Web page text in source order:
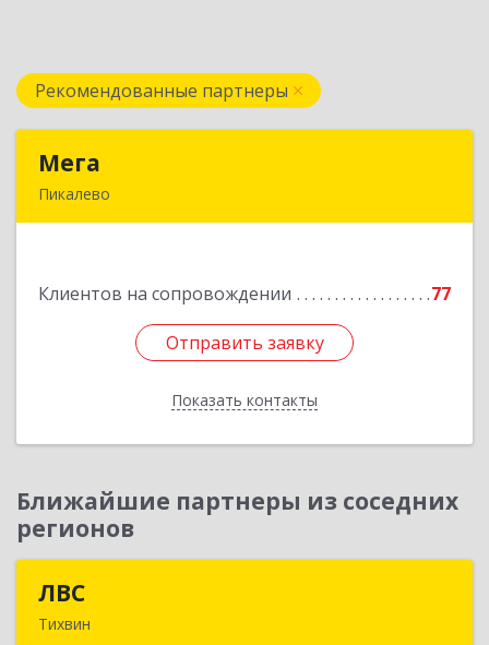
Рекомендованные партнеры
Мега
Пикалево
Клиентов на сопровождении 77
Отправить заявку
Показать контакты
Подробнее
Отправить заявку
Назад
Ближайшие партнеры из соседних
регионов
ЛВС
Тихвин